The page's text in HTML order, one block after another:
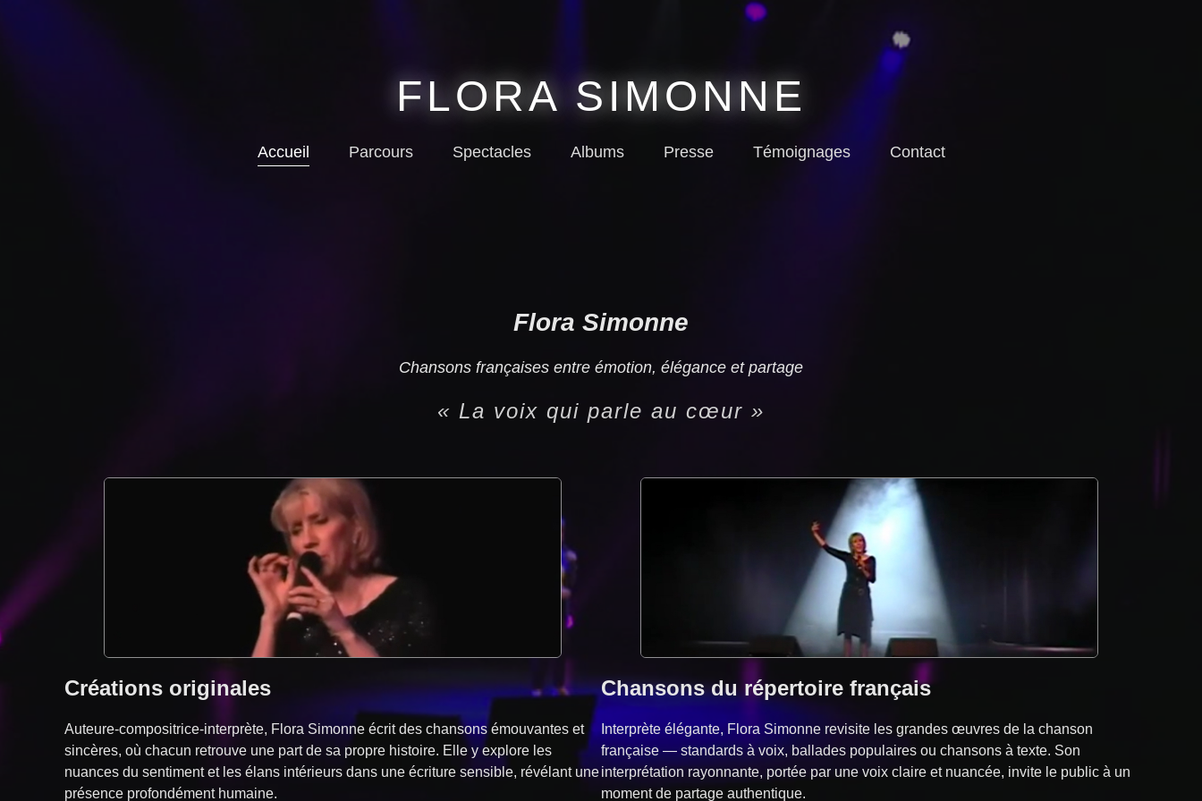
FLORA SIMONNE
Accueil Parcours Spectacles Albums Presse Témoignages Contact
Flora Simonne
Chansons françaises entre émotion, élégance et partage
« La voix qui parle au cœur »
Créations originales
Auteure-compositrice-interprète, Flora Simonne écrit des chansons émouvantes et
sincères, où chacun retrouve une part de sa propre histoire. Elle y explore les
nuances du sentiment et les élans intérieurs dans une écriture sensible, révélant une
présence profondément humaine.
Chansons du répertoire français
Interprète élégante, Flora Simonne revisite les grandes œuvres de la chanson
française — standards à voix, ballades populaires ou chansons à texte. Son
interprétation rayonnante, portée par une voix claire et nuancée, invite le public à un
moment de partage authentique.